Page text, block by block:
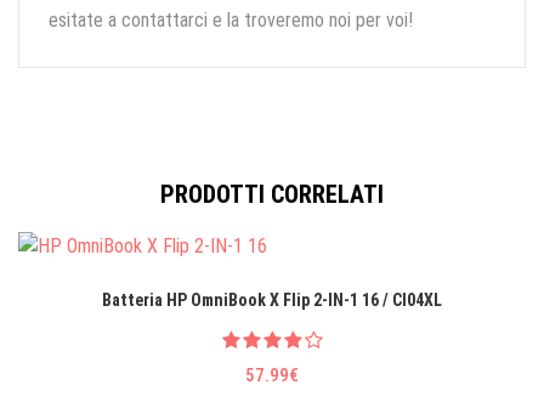
esitate a contattarci e la troveremo noi per voi!
PRODOTTI CORRELATI
Batteria HP OmniBook X Flip 2-IN-1 16 / CI04XL
57.99€